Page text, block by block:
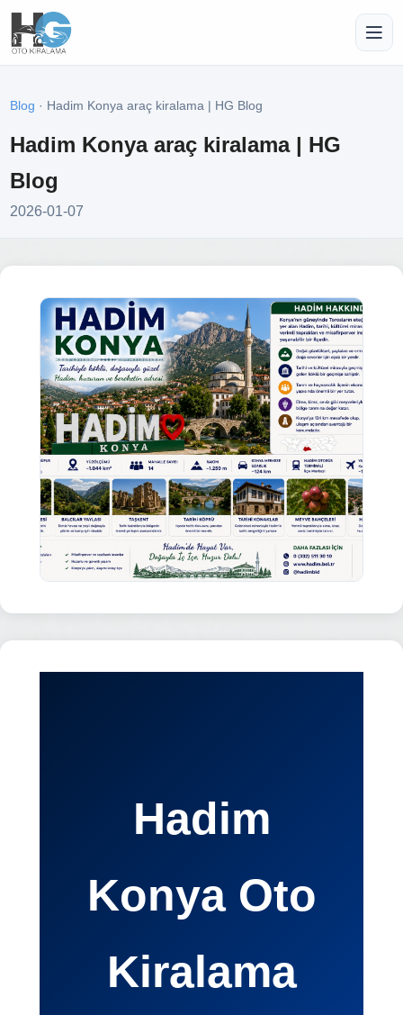
Blog · Hadim Konya araç kiralama | HG Blog
Hadim Konya araç kiralama | HG
Blog
2026-01-07
Hadim
Konya Oto
Kiralama